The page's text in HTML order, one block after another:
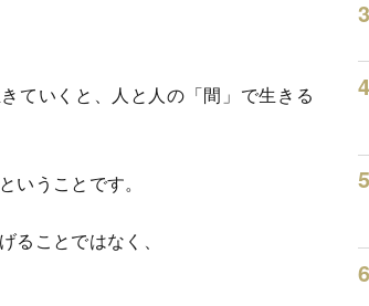
ていくと、人と人の「間」で生きる
ということです。
ることではなく、